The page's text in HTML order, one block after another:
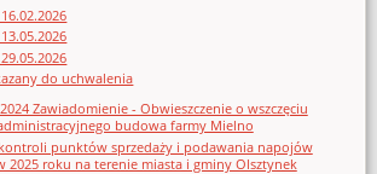
do uchwalenia
Zawiadomienie - Obwieszczenie o wszczęciu
budowa farmy Mielno
punktów sprzedaży i podawania napojów
2025 roku na terenie miasta i gminy Olsztynek